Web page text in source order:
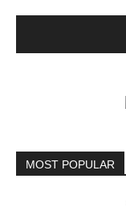
MOST POPULAR